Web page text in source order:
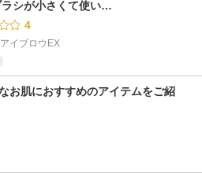
シが小さくて使い…
4
イブロウEX
お肌におすすめのアイテムをご紹